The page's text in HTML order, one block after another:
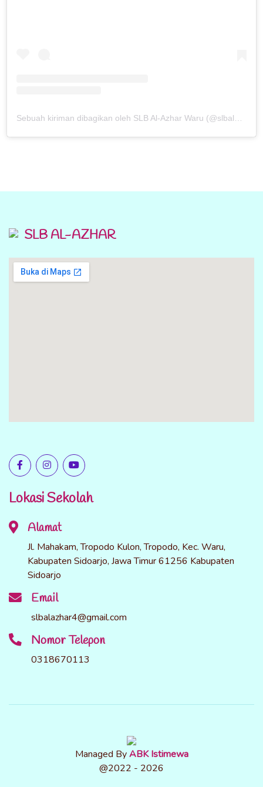
SLB AL-AZHAR
Lokasi Sekolah
Alamat
Jl. Mahakam, Tropodo Kulon, Tropodo, Kec. Waru,
Kabupaten Sidoarjo, Jawa Timur 61256 Kabupaten
Sidoarjo
Email
slbalazhar4@gmail.com
Nomor Telepon
0318670113
Managed ByABK Istimewa
@2022 - 2026